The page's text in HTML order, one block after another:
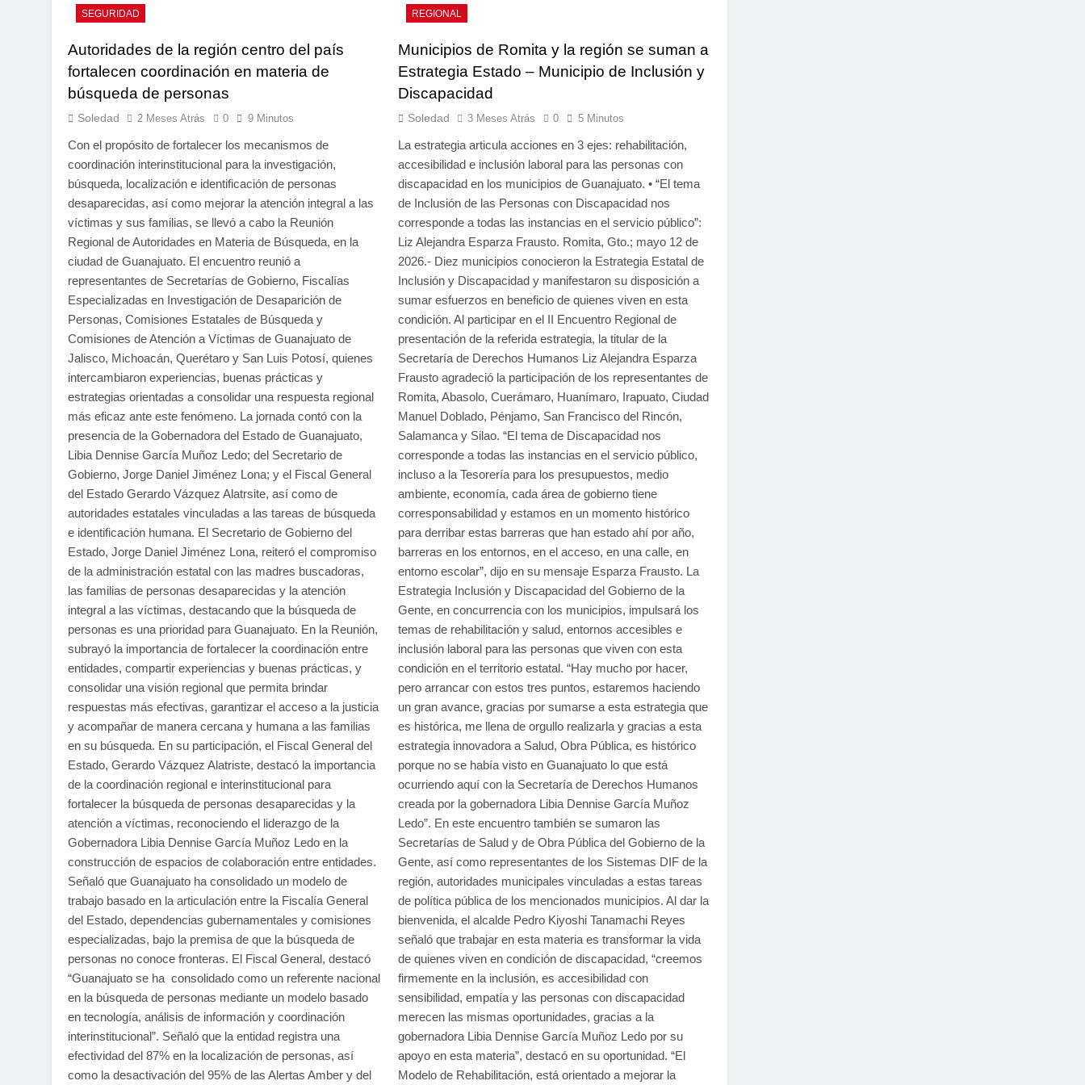
SEGURIDAD
Autoridades de la región centro del país
fortalecen coordinación en materia de
búsqueda de personas
Soledad 2 Meses Atrás 0 9 Minutos
Con el propósito de fortalecer los mecanismos de
coordinación interinstitucional para la investigación,
búsqueda, localización e identificación de personas
desaparecidas, así como mejorar la atención integral a las
víctimas y sus familias, se llevó a cabo la Reunión
Regional de Autoridades en Materia de Búsqueda, en la
ciudad de Guanajuato. El encuentro reunió a
representantes de Secretarías de Gobierno, Fiscalías
Especializadas en Investigación de Desaparición de
Personas, Comisiones Estatales de Búsqueda y
Comisiones de Atención a Víctimas de Guanajuato de
Jalisco, Michoacán, Querétaro y San Luis Potosí, quienes
intercambiaron experiencias, buenas prácticas y
estrategias orientadas a consolidar una respuesta regional
más eficaz ante este fenómeno. La jornada contó con la
presencia de la Gobernadora del Estado de Guanajuato,
Libia Dennise García Muñoz Ledo; del Secretario de
Gobierno, Jorge Daniel Jiménez Lona; y el Fiscal General
del Estado Gerardo Vázquez Alatrsite, así como de
autoridades estatales vinculadas a las tareas de búsqueda
e identificación humana. El Secretario de Gobierno del
Estado, Jorge Daniel Jiménez Lona, reiteró el compromiso
de la administración estatal con las madres buscadoras,
las familias de personas desaparecidas y la atención
integral a las víctimas, destacando que la búsqueda de
personas es una prioridad para Guanajuato. En la Reunión,
subrayó la importancia de fortalecer la coordinación entre
entidades, compartir experiencias y buenas prácticas, y
consolidar una visión regional que permita brindar
respuestas más efectivas, garantizar el acceso a la justicia
y acompañar de manera cercana y humana a las familias
en su búsqueda. En su participación, el Fiscal General del
Estado, Gerardo Vázquez Alatriste, destacó la importancia
de la coordinación regional e interinstitucional para
fortalecer la búsqueda de personas desaparecidas y la
atención a víctimas, reconociendo el liderazgo de la
Gobernadora Libia Dennise García Muñoz Ledo en la
construcción de espacios de colaboración entre entidades.
Señaló que Guanajuato ha consolidado un modelo de
trabajo basado en la articulación entre la Fiscalía General
del Estado, dependencias gubernamentales y comisiones
especializadas, bajo la premisa de que la búsqueda de
personas no conoce fronteras. El Fiscal General, destacó
“Guanajuato se ha consolidado como un referente nacional
en la búsqueda de personas mediante un modelo basado
en tecnología, análisis de información y coordinación
interinstitucional”. Señaló que la entidad registra una
efectividad del 87% en la localización de personas, así
como la desactivación del 95% de las Alertas Amber y del
REGIONAL
Municipios de Romita y la región se suman a
Estrategia Estado – Municipio de Inclusión y
Discapacidad
Soledad 3 Meses Atrás 0 5 Minutos
La estrategia articula acciones en 3 ejes: rehabilitación,
accesibilidad e inclusión laboral para las personas con
discapacidad en los municipios de Guanajuato. • “El tema
de Inclusión de las Personas con Discapacidad nos
corresponde a todas las instancias en el servicio público”:
Liz Alejandra Esparza Frausto. Romita, Gto.; mayo 12 de
2026.- Diez municipios conocieron la Estrategia Estatal de
Inclusión y Discapacidad y manifestaron su disposición a
sumar esfuerzos en beneficio de quienes viven en esta
condición. Al participar en el II Encuentro Regional de
presentación de la referida estrategia, la titular de la
Secretaría de Derechos Humanos Liz Alejandra Esparza
Frausto agradeció la participación de los representantes de
Romita, Abasolo, Cuerámaro, Huanímaro, Irapuato, Ciudad
Manuel Doblado, Pénjamo, San Francisco del Rincón,
Salamanca y Silao. “El tema de Discapacidad nos
corresponde a todas las instancias en el servicio público,
incluso a la Tesorería para los presupuestos, medio
ambiente, economía, cada área de gobierno tiene
corresponsabilidad y estamos en un momento histórico
para derribar estas barreras que han estado ahí por año,
barreras en los entornos, en el acceso, en una calle, en
entorno escolar”, dijo en su mensaje Esparza Frausto. La
Estrategia Inclusión y Discapacidad del Gobierno de la
Gente, en concurrencia con los municipios, impulsará los
temas de rehabilitación y salud, entornos accesibles e
inclusión laboral para las personas que viven con esta
condición en el territorio estatal. “Hay mucho por hacer,
pero arrancar con estos tres puntos, estaremos haciendo
un gran avance, gracias por sumarse a esta estrategia que
es histórica, me llena de orgullo realizarla y gracias a esta
estrategia innovadora a Salud, Obra Pública, es histórico
porque no se había visto en Guanajuato lo que está
ocurriendo aquí con la Secretaría de Derechos Humanos
creada por la gobernadora Libia Dennise García Muñoz
Ledo”. En este encuentro también se sumaron las
Secretarías de Salud y de Obra Pública del Gobierno de la
Gente, así como representantes de los Sistemas DIF de la
región, autoridades municipales vinculadas a estas tareas
de política pública de los mencionados municipios. Al dar la
bienvenida, el alcalde Pedro Kiyoshi Tanamachi Reyes
señaló que trabajar en esta materia es transformar la vida
de quienes viven en condición de discapacidad, “creemos
firmemente en la inclusión, es accesibilidad con
sensibilidad, empatía y las personas con discapacidad
merecen las mismas oportunidades, gracias a la
gobernadora Libia Dennise García Muñoz Ledo por su
apoyo en esta materia”, destacó en su oportunidad. “El
Modelo de Rehabilitación, está orientado a mejorar la